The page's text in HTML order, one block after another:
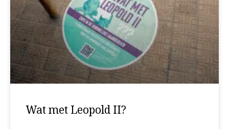
Wat met Leopold II?